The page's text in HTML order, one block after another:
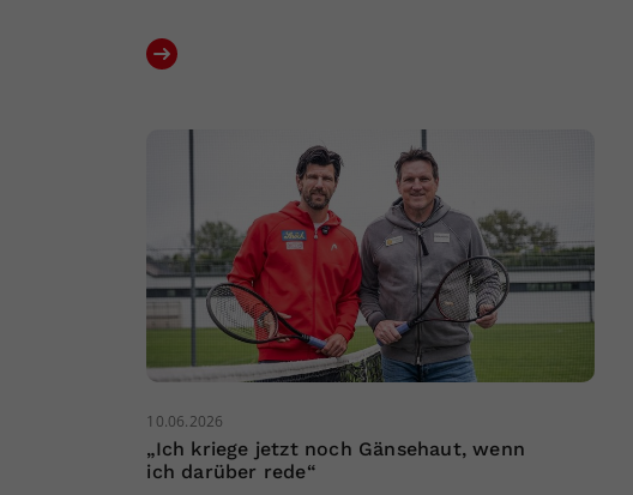
10.06.2026
„Ich kriege jetzt noch Gänsehaut, wenn
ich darüber rede“